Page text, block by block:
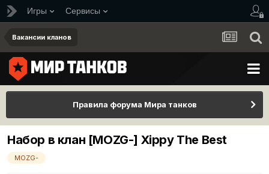
Игры Сервисы
Вакансии кланов
Правила форума Мира танков
Набор в клан [MOZG-] Хippy The Best
MOZG-